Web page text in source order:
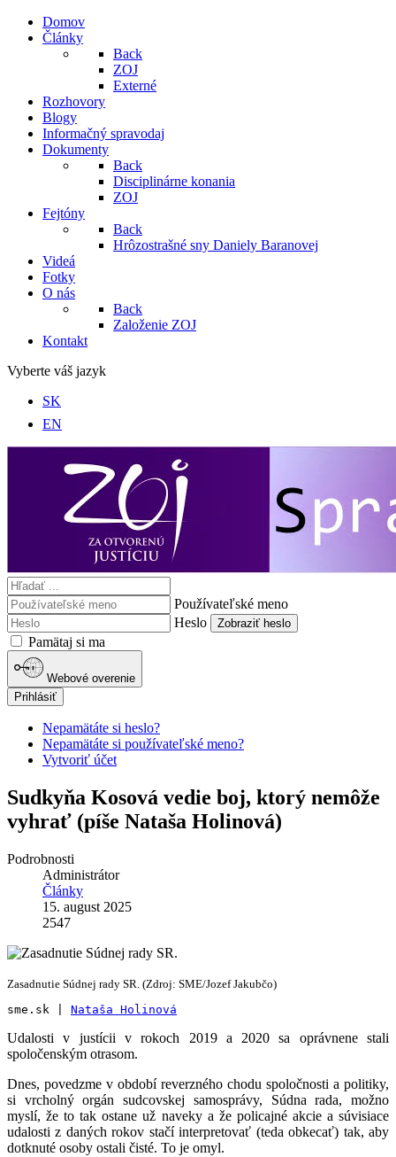
Domov
Články
Back
ZOJ
Externé
Rozhovory
Blogy
Informačný spravodaj
Dokumenty
Back
Disciplinárne konania
ZOJ
Fejtóny
Back
Hrôzostrašné sny Daniely Baranovej
Videá
Fotky
O nás
Back
Založenie ZOJ
Kontakt
Vyberte váš jazyk
SK
EN
Používateľské meno
Heslo
Zobraziť heslo
Pamätaj si ma
Webové overenie
Prihlásiť
Nepamätáte si heslo?
Nepamätáte si používateľské meno?
Vytvoriť účet
Sudkyňa Kosová vedie boj, ktorý nemôže
vyhrať (píše Nataša Holinová)
Podrobnosti
Administrátor
Články
15. august 2025
2547
Zasadnutie Súdnej rady SR. (Zdroj: SME/Jozef Jakubčo)
sme.sk | Nataša Holinová
Udalosti v justícii v rokoch 2019 a 2020 sa oprávnene stali
spoločenským otrasom.
Dnes, povedzme v období reverzného chodu spoločnosti a politiky,
si vrcholný orgán sudcovskej samosprávy, Súdna rada, možno
myslí, že to tak ostane už naveky a že policajné akcie a súvisiace
udalosti z daných rokov stačí interpretovať (teda obkecať) tak, aby
dotknuté osoby ostali čisté. To je omyl.